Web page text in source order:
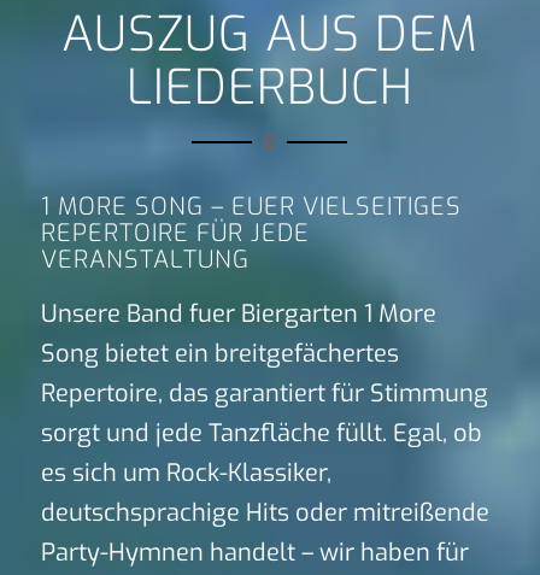
AUSZUG AUS DEM
LIEDERBUCH
1 MORE SONG – EUER VIELSEITIGES
REPERTOIRE FÜR JEDE
VERANSTALTUNG
Unsere Band fuer Biergarten 1 More
Song bietet ein breitgefächertes
Repertoire, das garantiert für Stimmung
sorgt und jede Tanzfläche füllt. Egal, ob
es sich um Rock-Klassiker,
deutschsprachige Hits oder mitreißende
Party-Hymnen handelt – wir haben für